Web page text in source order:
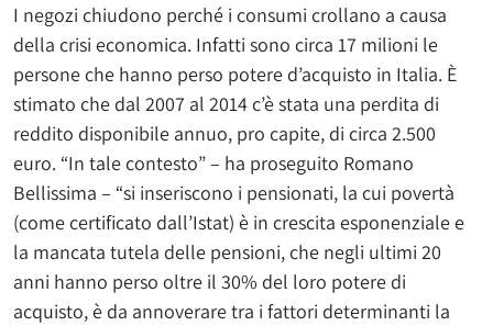
I negozi chiudono perché i consumi crollano a causa
della crisi economica. Infatti sono circa 17 milioni le
persone che hanno perso potere d’acquisto in Italia. È
stimato che dal 2007 al 2014 c’è stata una perdita di
reddito disponibile annuo, pro capite, di circa 2.500
euro. “In tale contesto” – ha proseguito Romano
Bellissima – “si inseriscono i pensionati, la cui povertà
(come certificato dall’Istat) è in crescita esponenziale e
la mancata tutela delle pensioni, che negli ultimi 20
anni hanno perso oltre il 30% del loro potere di
acquisto, è da annoverare tra i fattori determinanti la